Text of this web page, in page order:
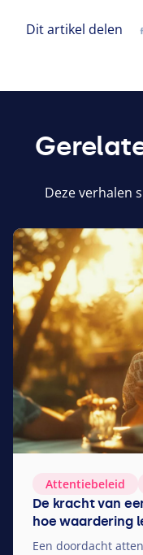
Dit artikel delen
Deze verhalen
Attentiebeleid
De kracht van
hoe waardering
Een doordacht